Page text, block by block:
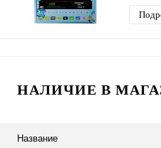
НАЛИЧИЕ В
Название